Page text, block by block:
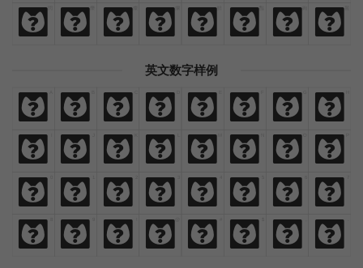
閃 爍 燦
燦 爛
爛 鮮 豔 絢
絢 麗
麗
英文数字样例
A B C D E F G H
I J K L M N O P
0 1 2 3 4 5 6 7
8 9 ! @ # $ , .